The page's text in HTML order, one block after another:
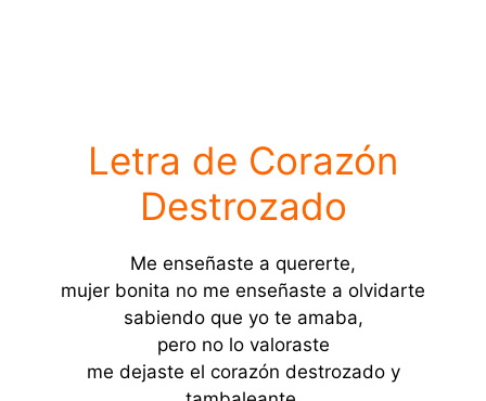
Letra de Corazón
Destrozado
Me enseñaste a quererte,
mujer bonita no me enseñaste a olvidarte
sabiendo que yo te amaba,
pero no lo valoraste
me dejaste el corazón destrozado y